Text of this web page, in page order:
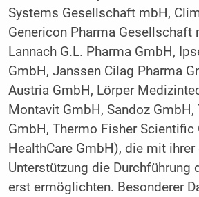
Systems Gesellschaft mbH,
Genericon Pharma Gesellschaft
Lannach G.L. Pharma GmbH,
GmbH, Janssen Cilag Pharma
Austria GmbH, Lörper
Montavit GmbH, Sandoz GmbH,
GmbH, Thermo Fisher
HealthCare GmbH), die mit
Unterstützung die Durchführung
erst ermöglichten. Besonderer